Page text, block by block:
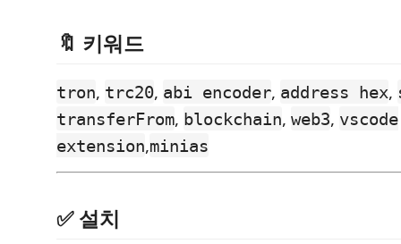
🔖 키워드
tron, trc20, abi encoder, address hex,
transferFrom, blockchain, web3, vscode
extension,minias
✅ 설치